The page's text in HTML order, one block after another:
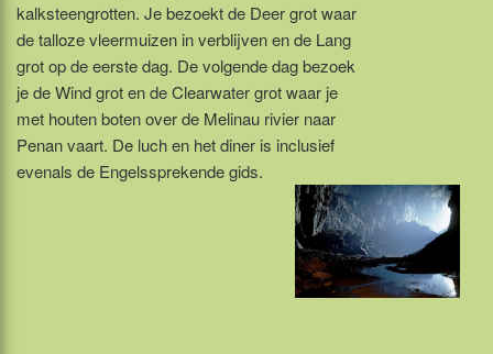
kalksteengrotten. Je bezoekt de Deer grot waar
de talloze vleermuizen in verblijven en de Lang
grot op de eerste dag. De volgende dag bezoek
je de Wind grot en de Clearwater grot waar je
met houten boten over de Melinau rivier naar
Penan vaart. De luch en het diner is inclusief
evenals de Engelssprekende gids.